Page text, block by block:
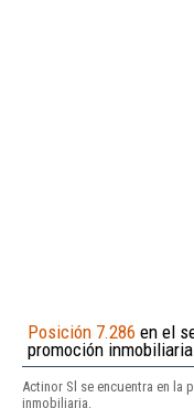
Posición 7.286 en el
promoción inmobiliaria
Actinor Sl se encuentra en la
inmobiliaria.